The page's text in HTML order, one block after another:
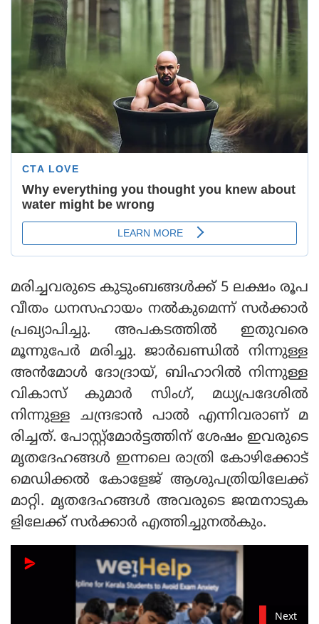
മരിച്ചവരുടെ കുടുംബങ്ങള്‍ക്ക് 5 ലക്ഷം രൂപ
വീതം ധനസഹായം നല്‍കുമെന്ന് സര്‍ക്കാര്‍
പ്രഖ്യാപിച്ചു. അപകടത്തില്‍ ഇതുവരെ
മൂന്നുപേര്‍ മരിച്ചു. ജാര്‍ഖണ്ഡില്‍ നിന്നുള്ള
അന്‍മോള്‍ ദോദ്രായ്, ബിഹാറില്‍ നിന്നുള്ള
വികാസ് കുമാര്‍ സിംഗ്, മധ്യപ്രദേശില്‍
നിന്നുള്ള ചന്ദ്രഭാന്‍ പാല്‍ എന്നിവരാണ് മ
രിച്ചത്. പോസ്റ്റ്മോര്‍ട്ടത്തിന് ശേഷം ഇവരുടെ
മൃതദേഹങ്ങള്‍ ഇന്നലെ രാത്രി കോഴിക്കോട്
മെഡിക്കല്‍ കോളേജ് ആശുപത്രിയിലേക്ക്
മാറ്റി. മൃതദേഹങ്ങള്‍ അവരുടെ ജന്മനാടുക
ളിലേക്ക് സര്‍ക്കാര്‍ എത്തിച്ചുനല്‍കും.
Next